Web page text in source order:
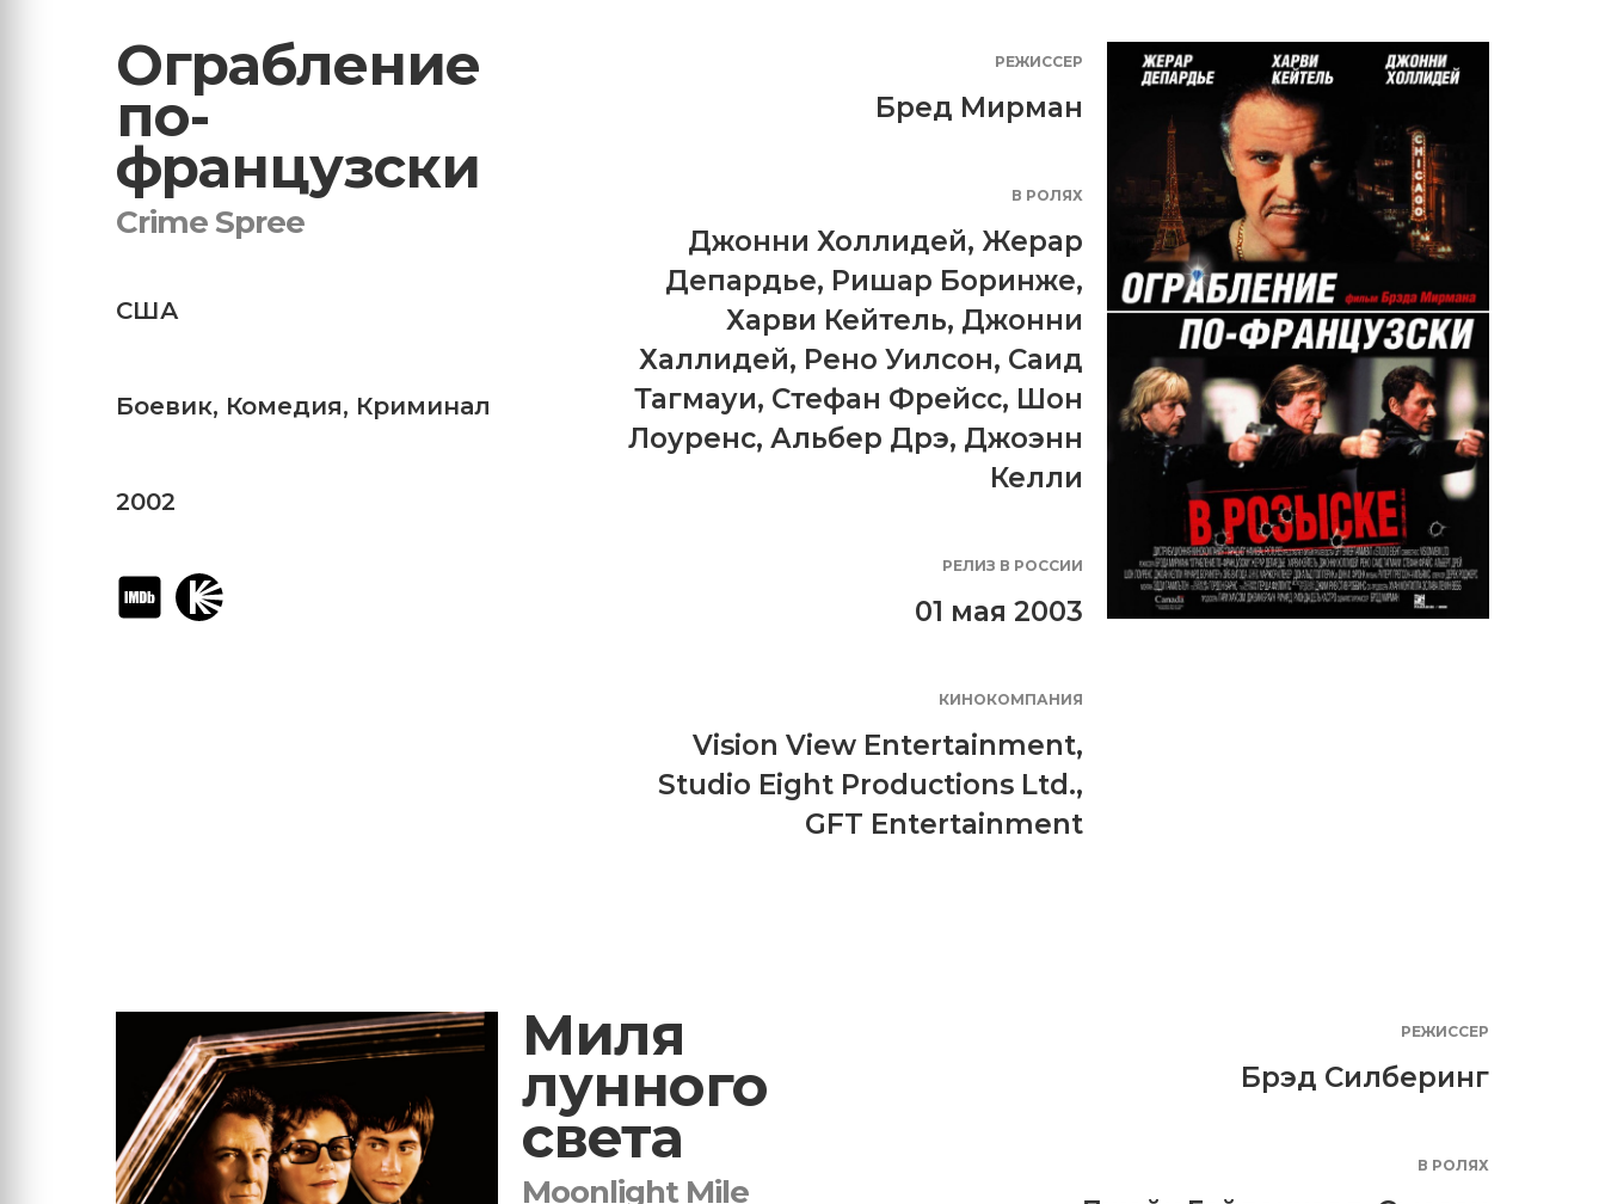
Ограбление
по-
французски
Crime Spree
США
Боевик, Комедия, Криминал
2002
РЕЖИССЕР
Бред Мирман
В РОЛЯХ
Джонни Холлидей, Жерар
Депардье, Ришар Боринже,
Харви Кейтель, Джонни
Халлидей, Рено Уилсон, Саид
Тагмауи, Стефан Фрейсс, Шон
Лоуренс, Альбер Дрэ, Джоэнн
Келли
РЕЛИЗ В РОССИИ
01 мая 2003
КИНОКОМПАНИЯ
Vision View Entertainment,
Studio Eight Productions Ltd.,
GFT Entertainment
Миля
лунного
света
Moonlight Mile
РЕЖИССЕР
Брэд Силберинг
В РОЛЯХ